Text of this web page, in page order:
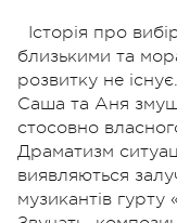
Історія про
близькими та
розвитку не
Саша та Аня
стосовно
Драматизм
виявляються
музикантів